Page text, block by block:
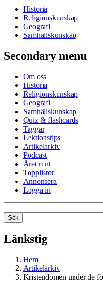
Historia
Religionskunskap
Geografi
Samhällskunskap
Secondary menu
Om oss
Historia
Religionskunskap
Geografi
Samhällskunskap
Quiz & flashcards
Taggar
Lektionstips
Artikelarkiv
Podcast
Året runt
Topplistor
Annonsera
Logga in
Länkstig
Hem
Artikelarkiv
Kristendomen under de